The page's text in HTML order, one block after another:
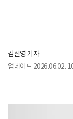
김신영 기자
업데이트 2026.06.02.